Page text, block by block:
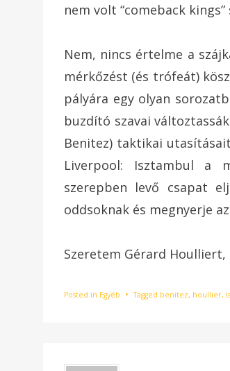
nem volt “comeback
Nem, nincs értelme a
mérkőzést (és trófeát)
pályára egy olyan
buzdító szavai
Benitez) taktikai
Liverpool: Isztambul a
szerepben levő csapat
oddsoknak és megnyerje
Szeretem Gérard
Posted in Egyéb Tagged benitez, houllier,